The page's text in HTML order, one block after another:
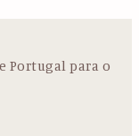
Portugal para o